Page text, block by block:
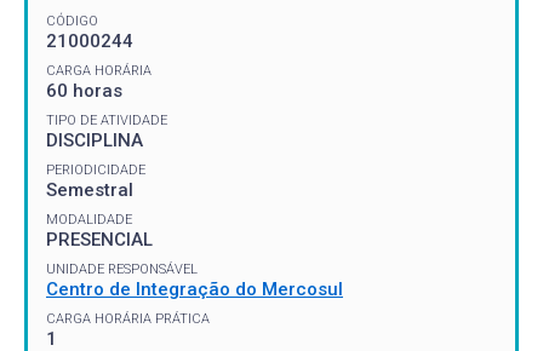
CÓDIGO
21000244
CARGA HORÁRIA
60 horas
TIPO DE ATIVIDADE
DISCIPLINA
PERIODICIDADE
Semestral
MODALIDADE
PRESENCIAL
UNIDADE RESPONSÁVEL
Centro de Integração do Mercosul
CARGA HORÁRIA PRÁTICA
1